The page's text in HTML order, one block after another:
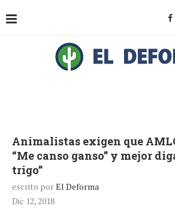
Animalistas exigen que
“Me canso ganso” y mejor
trigo”
escrito porEl Deforma
Dic 12, 2018